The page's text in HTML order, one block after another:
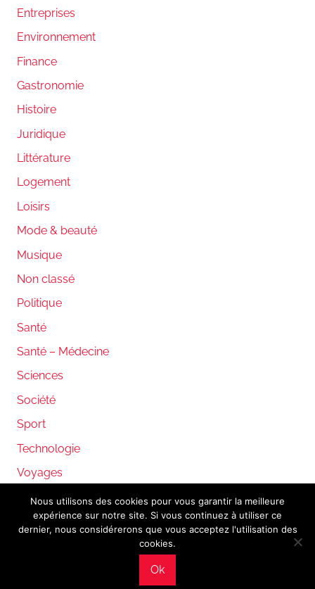
Entreprises
Environnement
Finance
Gastronomie
Histoire
Juridique
Littérature
Logement
Loisirs
Mode & beauté
Musique
Non classé
Politique
Santé
Santé – Médecine
Sciences
Société
Sport
Technologie
Voyages
WordPress Theme: Donovan by ThemeZee.
Mentions légales
Nous utilisons des cookies pour vous garantir la meilleure
expérience sur notre site. Si vous continuez à utiliser ce
dernier, nous considérerons que vous acceptez l'utilisation des
cookies.
Ok